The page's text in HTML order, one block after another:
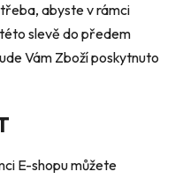
abyste v rámci
slevě do předem
Vám Zboží poskytnuto
E-shopu můžete